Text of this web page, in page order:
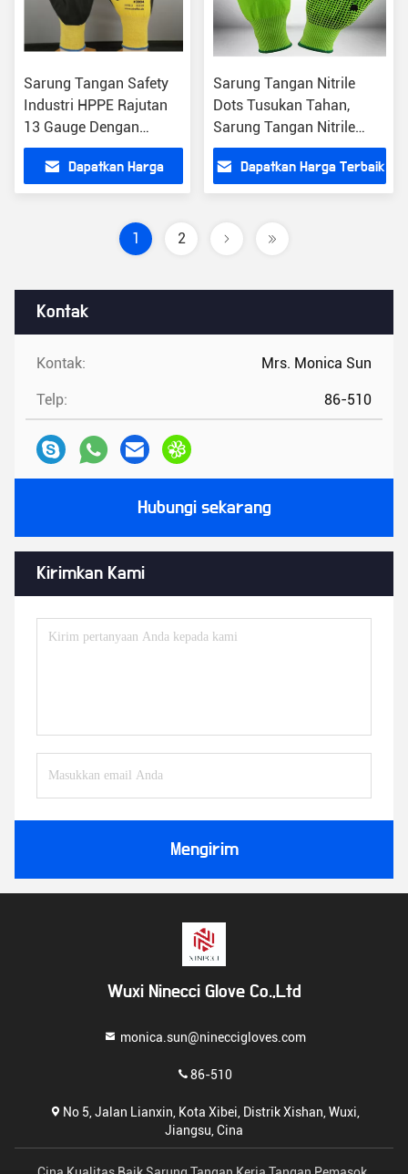
Kontak
Kontak: Mrs. Monica Sun
Telp: 86-510
Hubungi sekarang
Kirimkan Kami
Mengirim
Sarung Tangan Safety
Industri HPPE Rajutan
13 Gauge Dengan
Thumb Tiger Tulangan
Dapatkan Harga
Sarung Tangan Nitrile
Dots Tusukan Tahan,
Sarung Tangan Nitrile
Work EN388 Certificated
Dapatkan Harga Terbaik
1 2
Wuxi Ninecci Glove Co.,Ltd
monica.sun@nineccigloves.com
86-510
No 5, Jalan Lianxin, Kota Xibei, Distrik Xishan, Wuxi,
Jiangsu, Cina